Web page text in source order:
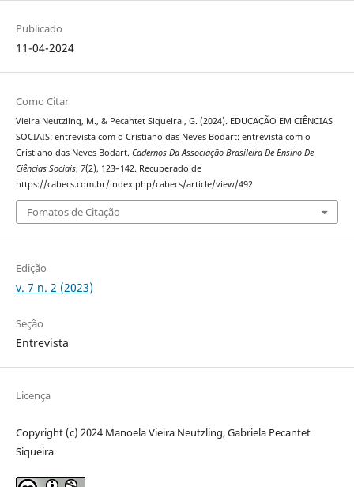
Publicado
11-04-2024
Como Citar
Vieira Neutzling, M., & Pecantet Siqueira , G. (2024). EDUCAÇÃO EM CIÊNCIAS
SOCIAIS: entrevista com o Cristiano das Neves Bodart: entrevista com o
Cristiano das Neves Bodart. Cadernos Da Associação Brasileira De Ensino De
Ciências Sociais, 7(2), 123–142. Recuperado de
https://cabecs.com.br/index.php/cabecs/article/view/492
Fomatos de Citação
Edição
v. 7 n. 2 (2023)
Seção
Entrevista
Licença
Copyright (c) 2024 Manoela Vieira Neutzling, Gabriela Pecantet
Siqueira